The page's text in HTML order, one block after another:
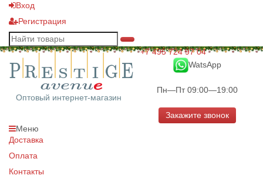
Вход
Регистрация
Оптовый интернет-магазин
+7 495 724 97 04
WatsApp
Пн—Пт 09:00—19:00
Закажите звонок
Меню
Доставка
Оплата
Контакты